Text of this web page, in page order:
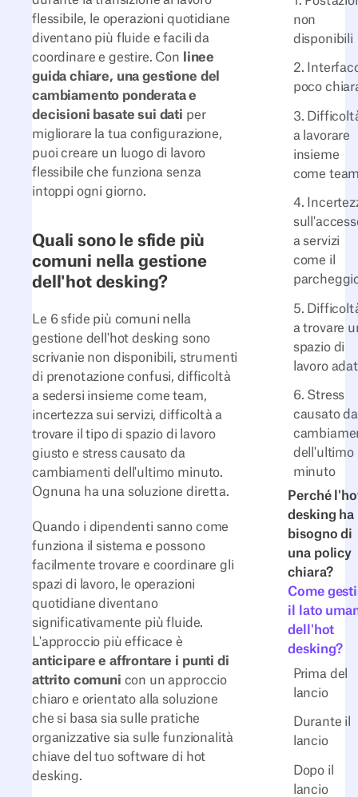
non
disponibili
2.
poco
3.
a lavorare
insieme
come
4.
a servizi
come il
5.
a trovare
spazio di
lavoro
6. Stress
causato da
dell'ultimo
minuto
Perché
desking ha
bisogno di
una policy
chiara?
Come
il lato
dell'hot
desking?
Prima del
lancio
Durante il
lancio
Dopo il
lancio
flessibile, le operazioni quotidiane
diventano più fluide e facili da
coordinare e gestire. Con
linee
guida chiare, una gestione del
cambiamento ponderata e
decisioni basate sui dati per
migliorare la tua configurazione,
puoi creare un luogo di lavoro
flessibile che funziona senza
intoppi ogni giorno.
Quali sono le sfide più
comuni nella gestione
dell'hot desking?
Le 6 sfide più comuni nella
gestione dell'hot desking sono
scrivanie non disponibili, strumenti
di prenotazione confusi, difficoltà
a sedersi insieme come team,
incertezza sui servizi, difficoltà a
trovare il tipo di spazio di lavoro
giusto e stress causato da
cambiamenti dell'ultimo minuto.
Ognuna ha una soluzione diretta.
Quando i dipendenti sanno come
funziona il sistema e possono
facilmente trovare e coordinare gli
spazi di lavoro, le operazioni
quotidiane diventano
significativamente più fluide.
L'approccio più efficace è
anticipare e affrontare i punti di
attrito comuni con un approccio
chiaro e orientato alla soluzione
che si basa sia sulle pratiche
organizzative sia sulle funzionalità
chiave del tuo software di hot
desking.